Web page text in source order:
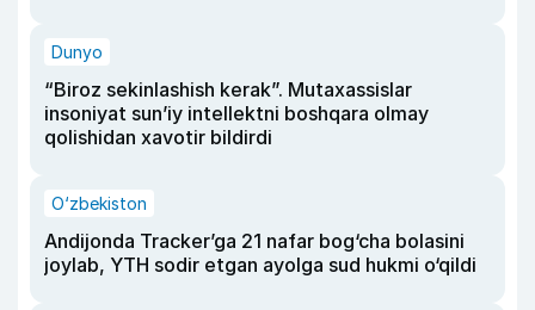
Dunyo
“Biroz sekinlashish kerak”. Mutaxassislar
insoniyat sun’iy intellektni boshqara olmay
qolishidan xavotir bildirdi
O‘zbekiston
Andijonda Tracker’ga 21 nafar bog‘cha bolasini
joylab, YTH sodir etgan ayolga sud hukmi o‘qildi